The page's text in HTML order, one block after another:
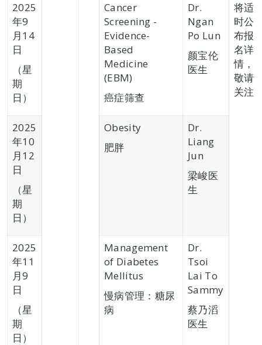
2025
年9
月14
日
（星
期
日）
Cancer
Screening -
Evidence-
Based
Medicine
(EBM)
癌症筛查
Dr.
Ngan
Po Lun
颜宝伦
医生
将适
时公
布报
名详
情，
敬请
关注
2025
年10
月12
日
（星
期
日）
Obesity
肥胖
Dr.
Liang
Jun
梁峻医
生
2025
年11
月9
日
（星
期
日）
Management
of Diabetes
Mellitus
慢病管理：糖尿
病
Dr.
Tsoi
Lai To
Sammy
蔡乃滔
医生